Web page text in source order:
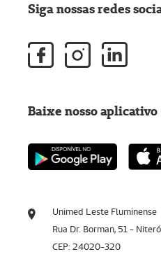
Unimed Leste Fluminense
Rua Dr. Borman, 51 -
CEP: 24020-320
Siga nossas redes
Baixe nosso aplicativo